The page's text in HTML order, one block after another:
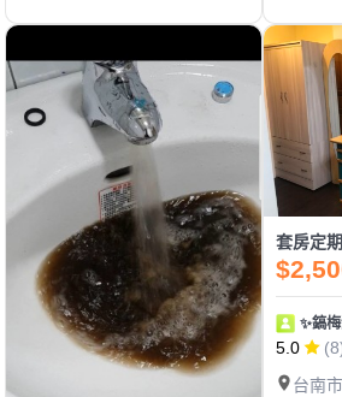
套房定
✨鎬
5.0
台南市